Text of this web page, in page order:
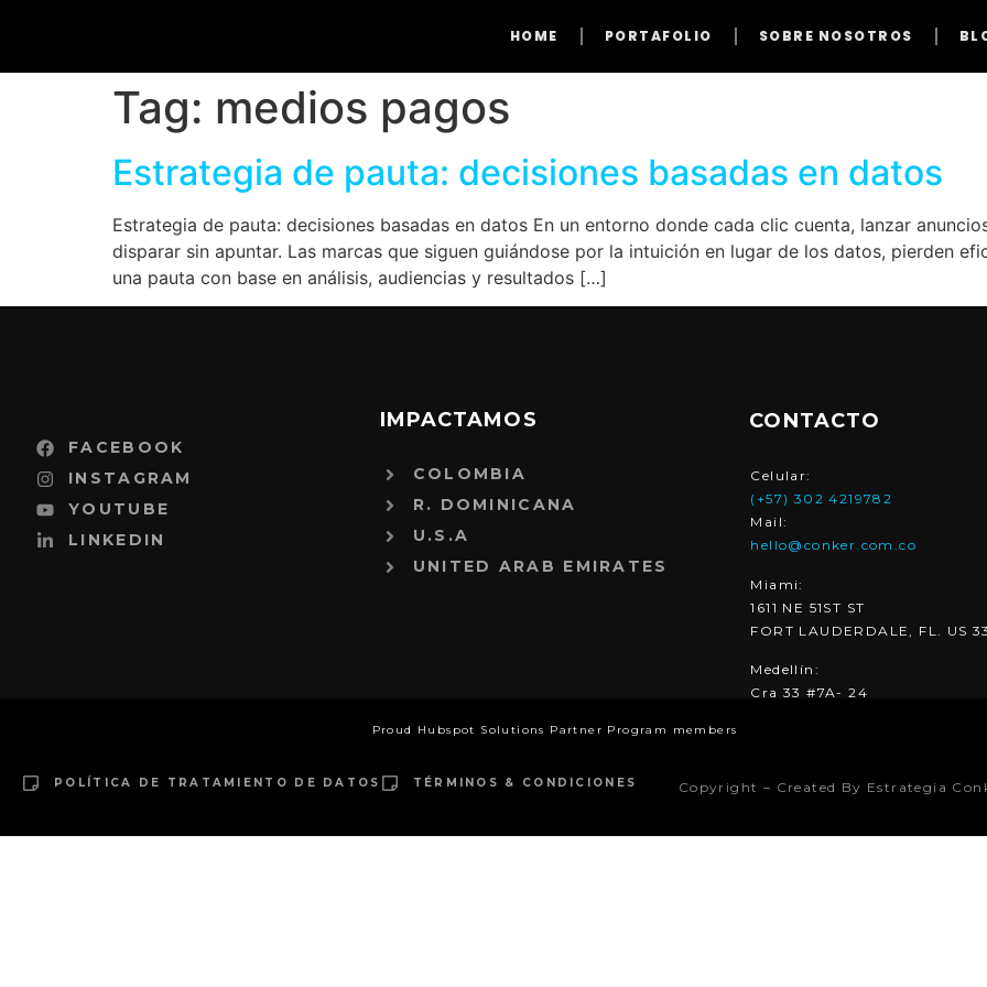
HOME PORTAFOLIO SOBRE NOSOTROS
Tag: medios pagos
Estrategia de pauta: decisiones basadas en datos
Estrategia de pauta: decisiones basadas en datos En un entorno donde cada clic cuenta, lanzar
disparar sin apuntar. Las marcas que siguen guiándose por la intuición en lugar de los datos, pierden
una pauta con base en análisis, audiencias y resultados […]
FACEBOOK
INSTAGRAM
YOUTUBE
LINKEDIN
IMPACTAMOS
COLOMBIA
R. DOMINICANA
U.S.A
UNITED ARAB EMIRATES
CONTACTO
Celular:
(+57) 302 4219782
Mail:
hello@conker.com.co
Miami:
1611 NE 51ST ST
FORT LAUDERDALE, FL. US
Medellín:
Cra 33 #7A- 24
Proud Hubspot Solutions Partner Program members
POLÍTICA DE TRATAMIENTO DE DATOS TÉRMINOS & CONDICIONES Copyright – Created By Estrategia